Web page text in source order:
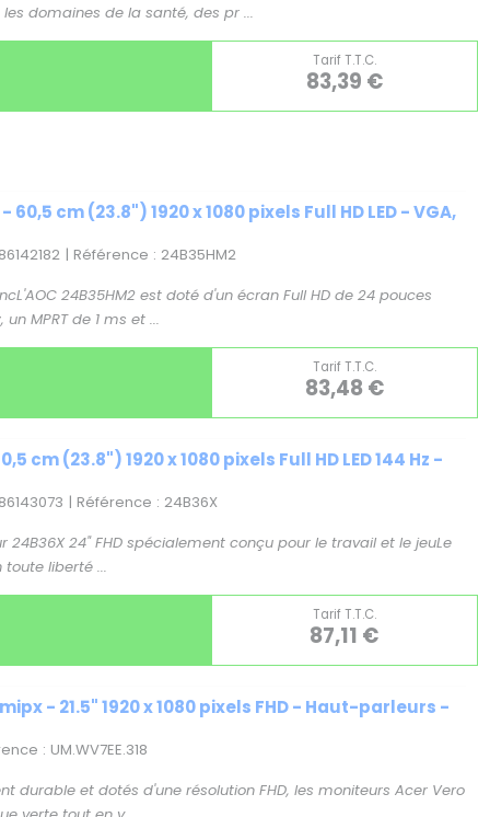
domaines de la santé, des pr ...
Tarif T.T.C.
83,39 €
cm (23.8") 1920 x 1080 pixels Full HD LED - VGA,
| Référence : 24B35HM2
24B35HM2 est doté d'un écran Full HD de 24 pouces
MPRT de 1 ms et ...
Tarif T.T.C.
83,48 €
cm (23.8") 1920 x 1080 pixels Full HD LED 144 Hz -
| Référence : 24B36X
24" FHD spécialement conçu pour le travail et le jeuLe
liberté ...
Tarif T.T.C.
87,11 €
- 21.5" 1920 x 1080 pixels FHD - Haut-parleurs -
: UM.WV7EE.318
durable et dotés d'une résolution FHD, les moniteurs Acer Vero